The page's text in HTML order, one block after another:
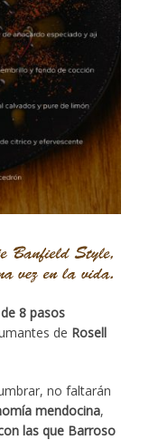
8 pasos
de Rosell
no faltarán
mendocina,
las que Barroso